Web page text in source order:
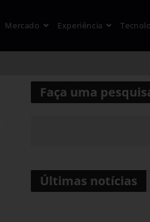
Mercado Experiência
Faça uma
Últimas notícias